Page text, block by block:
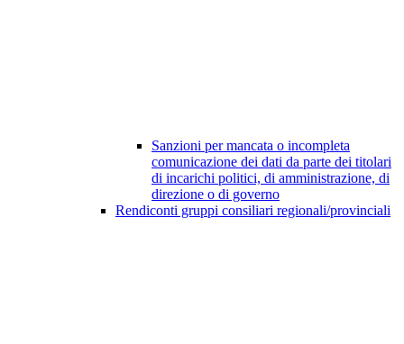
Sanzioni per mancata o incompleta
comunicazione dei dati da parte dei titolari
di incarichi politici, di amministrazione, di
direzione o di governo
Rendiconti gruppi consiliari regionali/provinciali